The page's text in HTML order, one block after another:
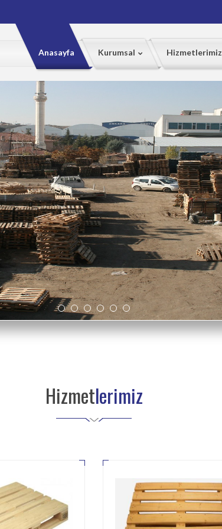
Anasayfa Kurumsal Hizmetlerimiz
Hizmetlerimiz